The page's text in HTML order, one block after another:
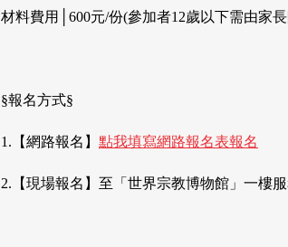
材料費用│600元/份(參加者12歲以下需由家
§報名方式§
1.【網路報名】 點我填寫網路報名表報名
2.【現場報名】至「世界宗教博物館」一樓